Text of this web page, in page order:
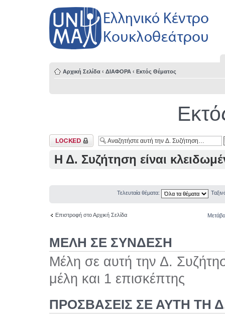
Αρχική Σελίδα ‹ ΔΙΑΦΟΡΑ ‹ Εκτός Θέματος
Κλειδωμένη Δ.
Συζήτηση
Η Δ. Συζήτηση είναι
Τελευταία θέματα:
Επιστροφή στο Αρχική Σελίδα
ΜΕΛΗ ΣΕ ΣΥΝΔΕΣΗ
Μέλη σε αυτή την Δ.
μέλη και 1 επισκέπτης
ΠΡΟΣΒΆΣΕΙΣ ΣΕ ΑΥΤΉ ΤΗ